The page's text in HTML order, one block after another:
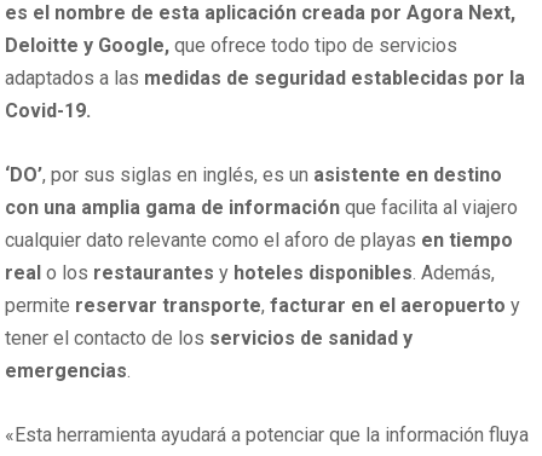
es el nombre de esta aplicación creada por Agora Next,
Deloitte y Google, que ofrece todo tipo de servicios
adaptados a las medidas de seguridad establecidas por la
Covid-19.
‘DO’, por sus siglas en inglés, es un asistente en destino
con una amplia gama de informaciónque facilita al viajero
cualquier dato relevante como el aforo de playas en tiempo
real o los restaurantes y hoteles disponibles. Además,
permite reservar transporte, facturar en el aeropuerto y
tener el contacto de los servicios de sanidad y
emergencias.
«Esta herramienta ayudará a potenciar que la información fluya